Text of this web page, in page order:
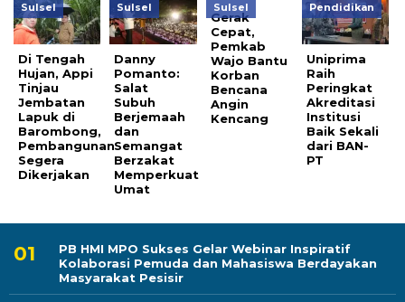
Sulsel
Di Tengah
Hujan, Appi
Tinjau
Jembatan
Lapuk di
Barombong,
Pembangunan
Segera
Dikerjakan
Sulsel
Danny
Pomanto:
Salat
Subuh
Berjemaah
dan
Semangat
Berzakat
Memperkuat
Umat
Sulsel
Gerak
Cepat,
Pemkab
Wajo Bantu
Korban
Bencana
Angin
Kencang
Pendidikan
Uniprima
Raih
Peringkat
Akreditasi
Institusi
Baik Sekali
dari BAN-
PT
PB HMI MPO Sukses Gelar Webinar Inspiratif
Kolaborasi Pemuda dan Mahasiswa Berdayakan
Masyarakat Pesisir